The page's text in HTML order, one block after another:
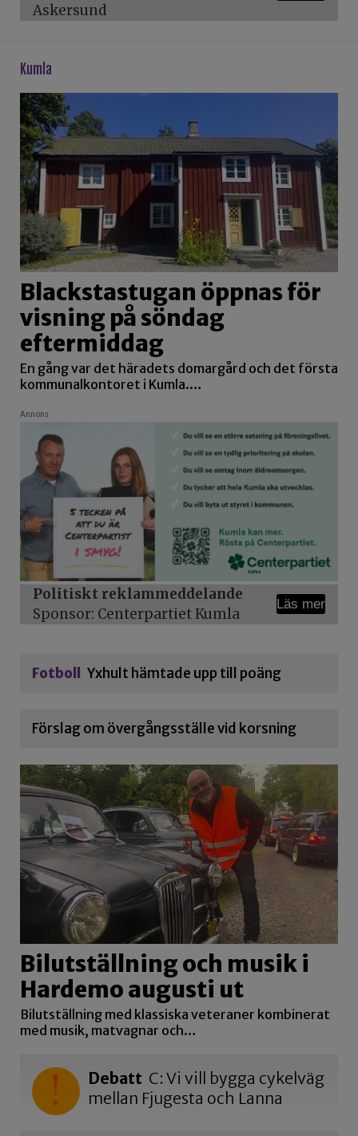
Askersund
kumla
Blackstastugan öppnas för
visning på söndag
eftermiddag
En gång var det häradets domargård och det första
kommunalkontoret i Kumla.…
Annons
Politiskt reklammeddelande
Sponsor: Centerpartiet Kumla
Läs mer
Fotboll Yxhult hämtade upp till poäng
Förslag om övergångsställe vid korsning
Bilutställning och musik i
Hardemo augusti ut
Bilutställning med klassiska veteraner kombinerat
med musik, matvagnar och…
Debatt C: Vi vill bygga cykelväg
mellan Fjugesta och Lanna